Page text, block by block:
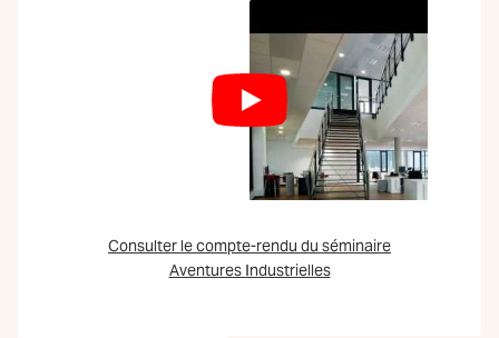
Consulter le compte-rendu du séminaire
Aventures Industrielles